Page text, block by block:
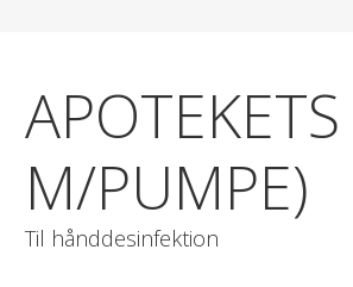
M/PUMPE)
Til hånddesinfektion